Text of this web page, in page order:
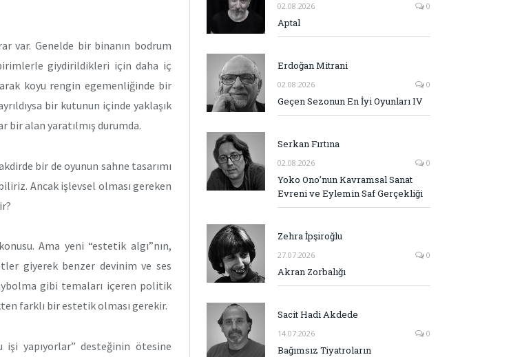
var. Genelde bir binanın bodrum
giydirildikleri için daha iç
koyu rengin egemenliğinde bir
bir kutunun içinde yaklaşık
bir alan yaratılmış durumda.
bir de oyunun sahne tasarımı
Ancak işlevsel olması gereken
Ama yeni “estetik algı”nın,
giyerek benzer devinim ve ses
gibi temaları içeren politik
farklı bir estetik olması gerekir.
yapıyorlar” desteğinin ötesine
02.08.2026 0
Aptal
Erdoğan Mitrani
02.08.2026 0
Geçen Sezonun En İyi Oyunları IV
Serkan Fırtına
02.08.2026 0
Yoko Ono’nun Kavramsal Sanat
Evreni ve Eylemin Saf Gerçekliği
Zehra İpşiroğlu
27.07.2026 0
Akran Zorbalığı
Sacit Hadi Akdede
14.07.2026 0
Bağımsız Tiyatroların